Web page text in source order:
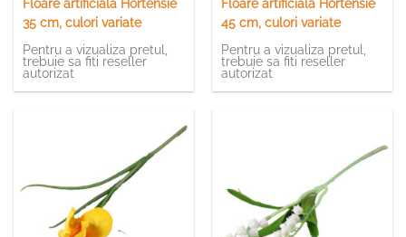
Floare artificiala Hortensie
35 cm, culori variate
Pentru a vizualiza pretul,
trebuie sa fiti reseller
autorizat
Floare artificiala Hortensie
45 cm, culori variate
Pentru a vizualiza pretul,
trebuie sa fiti reseller
autorizat